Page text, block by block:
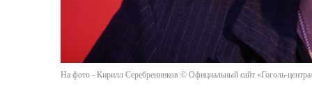
На фото - Кирилл Серебренников © Официальный сайт «Гоголь-